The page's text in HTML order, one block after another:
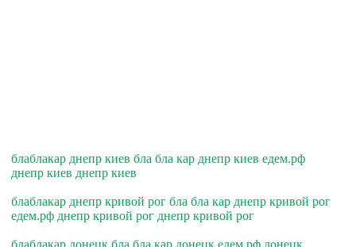
блаблакар днепр киев бла бла кар днепр киев едем.рф
днепр киев днепр киев
блаблакар днепр кривой рог бла бла кар днепр кривой рог
едем.рф днепр кривой рог днепр кривой рог